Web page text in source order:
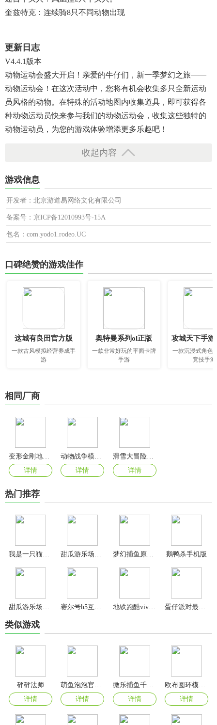
奎兹特克：连续骑8只不同动物出现
更新日志
V4.4.1版本
动物运动会盛大开启！亲爱的牛仔们，新一季梦幻之旅——
动物运动会！在这次活动中，您将有机会收集多只全新运动
员风格的动物。在特殊的活动地图内收集道具，即可获得各
种动物运动员快来参与我们的动物运动会，收集这些独特的
动物运动员，为您的游戏体验增添更多乐趣吧！
收起内容
游戏信息
开发者：北京游道易网络文化有限公司
备案号：京ICP备12010993号-15A
包名：com.yodo1.rodeo.UC
口碑绝赞的游戏佳作
这城有良田官方版
一款古风模拟经营养成手
游
奥特曼系列ol正版
一款非常好玩的平面卡牌
手游
攻城天下手游
一款沉浸式角色
竞技手游
相同厂商
变形金刚地球之战无限水晶
详情
详情
滑雪大冒险中文版
详情
热门推荐
我是一只猫游戏 梦幻捕鱼原小玛丽版 鹅鸭杀手机版
地铁跑酷vivo版
类似游戏
砰砰法师
详情
详情
微乐捕鱼千炮版官方版
详情
详情